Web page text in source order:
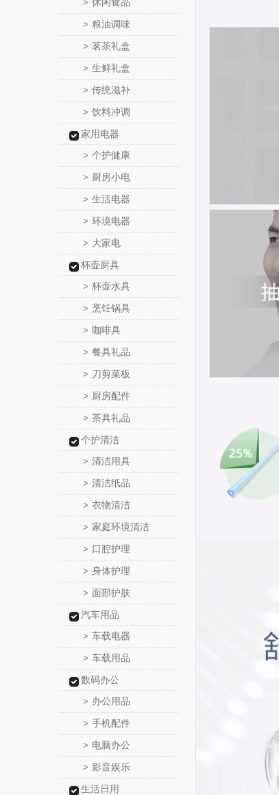
>
> 粮油调味
> 茗茶礼盒
> 生鲜礼盒
> 传统滋补
> 饮料冲调
家用电器
> 个护健康
> 厨房小电
> 生活电器
> 环境电器
> 大家电
杯壶厨具
> 杯壶水具
> 烹饪锅具
> 咖啡具
> 餐具礼品
> 刀剪菜板
> 厨房配件
> 茶具礼品
个护清洁
> 清洁用具
> 清洁纸品
> 衣物清洁
> 家庭环境清洁
> 口腔护理
> 身体护理
> 面部护肤
汽车用品
> 车载电器
> 车载用品
数码办公
> 办公用品
> 手机配件
> 电脑办公
> 影音娱乐
生活日用